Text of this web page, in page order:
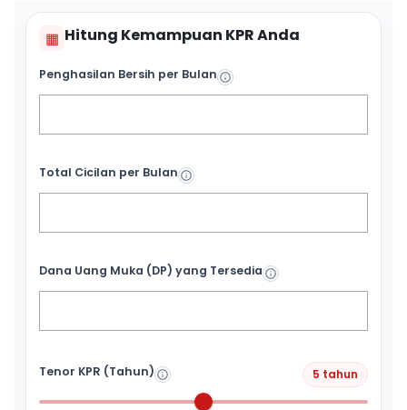
▦ Hitung Kemampuan KPR Anda
Penghasilan Bersih per Bulan
Total Cicilan per Bulan
Dana Uang Muka (DP) yang Tersedia
Tenor KPR (Tahun) 5 tahun